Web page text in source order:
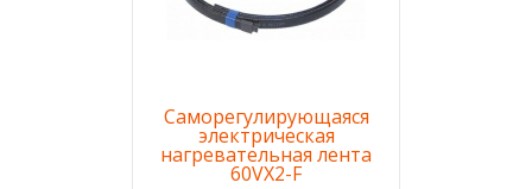
Саморегулирующаяся
электрическая
нагревательная лента
60VX2-F